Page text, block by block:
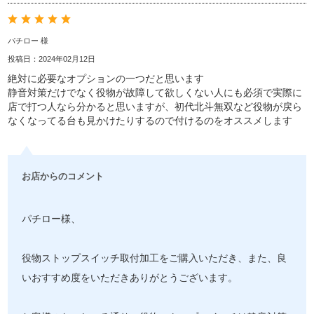
パチロー 様
投稿日：2024年02月12日
絶対に必要なオプションの一つだと思います
静音対策だけでなく役物が故障して欲しくない人にも必須で実際に
店で打つ人なら分かると思いますが、初代北斗無双など役物が戻ら
なくなってる台も見かけたりするので付けるのをオススメします
お店からのコメント
パチロー様、
役物ストップスイッチ取付加工をご購入いただき、また、良
いおすすめ度をいただきありがとうございます。